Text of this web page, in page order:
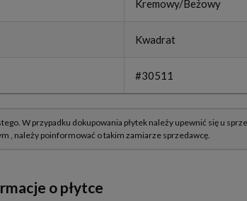
Kremowy/Beżowy
Kwadrat
#30511
o płytce